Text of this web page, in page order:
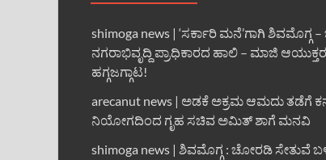
shimoga news | ‘ಸರ್ಕಾರಿ ಮನೆ’ಗಾಗಿ ಶಿವಮೊಗ್ಗ –
ನಗರಾಭಿವೃದ್ದಿ ಪ್ರಾಧಿಕಾರದ ಹಾಲಿ – ಮಾಜಿ ಆಯುಕ್ತರ
ಹಗ್ಗಜಗ್ಗಾಟ!
arecanut news | ಅಡಕೆ ಅಕ್ರಮ ಆಮದು ತಡೆಗೆ
ನಿಯೋಗದಿಂದ ಗೃಹ ಸಚಿವ ಅಮಿತ್ ಶಾಗೆ ಮನವಿ
shimoga news | ಶಿವಮೊಗ್ಗ : ಚೋರಡಿ ಸೇತುವೆ